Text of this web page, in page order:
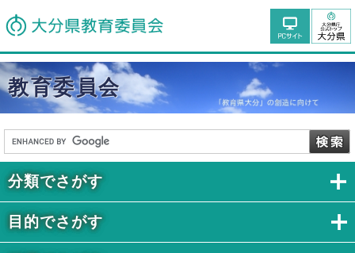
教育委員会
分類でさがす
目的でさがす